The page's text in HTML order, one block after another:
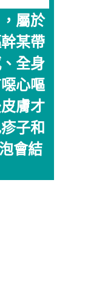
屬於
某帶
全身
心嘔
膚才
子和
會結